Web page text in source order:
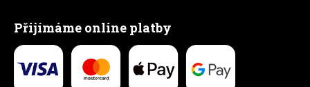
Přijímáme online platby